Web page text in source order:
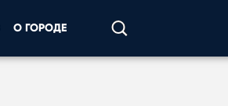
О ГОРОДЕ